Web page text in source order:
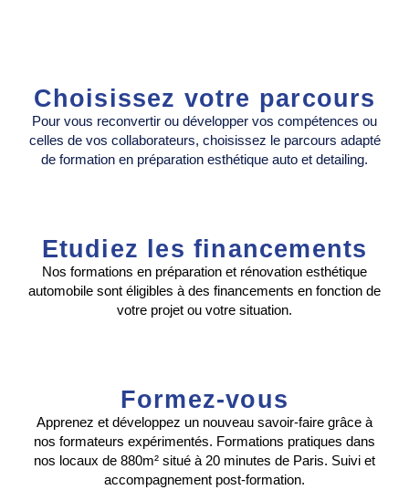
Choisissez votre parcours
Pour vous reconvertir ou développer vos compétences ou
celles de vos collaborateurs, choisissez le parcours adapté
de formation en préparation esthétique auto et detailing.
Etudiez les financements
Nos formations en préparation et rénovation esthétique
automobile sont éligibles à des financements en fonction de
votre projet ou votre situation.
Formez-vous
Apprenez et développez un nouveau savoir-faire grâce à
nos formateurs expérimentés. Formations pratiques dans
nos locaux de 880m² situé à 20 minutes de Paris. Suivi et
accompagnement post-formation.